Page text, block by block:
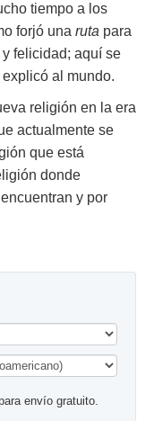
tiempo a los
forjó una ruta para
felicidad; aquí se
al mundo.
religión en la era
actualmente se
que está
donde
y por
envío gratuito.